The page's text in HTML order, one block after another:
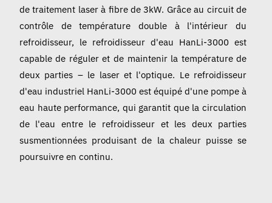
de traitement laser à fibre de 3kW. Grâce au circuit de
contrôle de température double à l'intérieur du
refroidisseur, le refroidisseur d'eau HanLi-3000 est
capable de réguler et de maintenir la température de
deux parties – le laser et l'optique. Le refroidisseur
d'eau industriel HanLi-3000 est équipé d'une pompe à
eau haute performance, qui garantit que la circulation
de l'eau entre le refroidisseur et les deux parties
susmentionnées produisant de la chaleur puisse se
poursuivre en continu.